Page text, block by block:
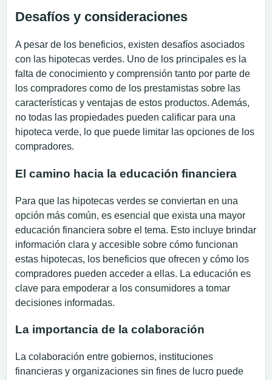
Desafíos y consideraciones
A pesar de los beneficios, existen desafíos asociados
con las hipotecas verdes. Uno de los principales es la
falta de conocimiento y comprensión tanto por parte de
los compradores como de los prestamistas sobre las
características y ventajas de estos productos. Además,
no todas las propiedades pueden calificar para una
hipoteca verde, lo que puede limitar las opciones de los
compradores.
El camino hacia la educación financiera
Para que las hipotecas verdes se conviertan en una
opción más común, es esencial que exista una mayor
educación financiera sobre el tema. Esto incluye brindar
información clara y accesible sobre cómo funcionan
estas hipotecas, los beneficios que ofrecen y cómo los
compradores pueden acceder a ellas. La educación es
clave para empoderar a los consumidores a tomar
decisiones informadas.
La importancia de la colaboración
La colaboración entre gobiernos, instituciones
financieras y organizaciones sin fines de lucro puede